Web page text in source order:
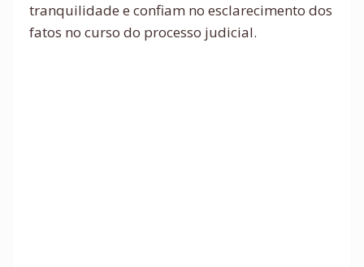
tranquilidade e confiam no esclarecimento dos
fatos no curso do processo judicial.